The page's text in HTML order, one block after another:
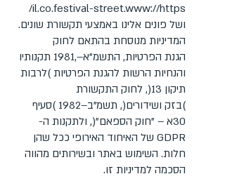
il.co.festival-street.www://https/
ושל פונים אלינו באמצעי תקשורת שונים.
המדיניות מנוסחת בהתאם לחוק
הגנת הפרטיות, התשמ"א–,1981 תקנותיו
והנחיות הרשות להגנת הפרטיות )לרבות
תיקון 13(, לחוק התקשורת
)בזק ושידורים(, תשמ"ב–1982 )סעיף
30א – "חוק הספאם"(, ולתקנות ה-
GDPR של האיחוד האירופי ככל שהן
חלות. השימוש באתר ובשירותים מהווה
הסכמה למדיניות זו.